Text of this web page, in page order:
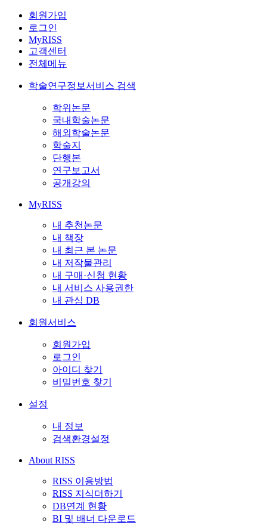
회원가입
로그인
MyRISS
고객센터
전체메뉴
학술연구정보서비스 검색
학위논문
국내학술논문
해외학술논문
학술지
단행본
연구보고서
공개강의
MyRISS
내 추천논문
내 책장
내 최근 본 논문
내 저작물관리
내 구매·신청 현황
내 서비스 사용권한
내 관심 DB
회원서비스
회원가입
로그인
아이디 찾기
비밀번호 찾기
설정
내 정보
검색환경설정
About RISS
RISS 이용방법
RISS 지식더하기
DB연계 현황
BI 및 배너 다운로드